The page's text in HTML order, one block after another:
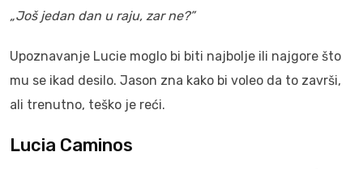
„Još jedan dan u raju, zar ne?”
Upoznavanje Lucie moglo bi biti najbolje ili najgore što
mu se ikad desilo. Jason zna kako bi voleo da to završi,
ali trenutno, teško je reći.
Lucia Caminos